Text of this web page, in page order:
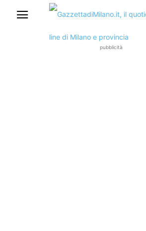
pubblicità